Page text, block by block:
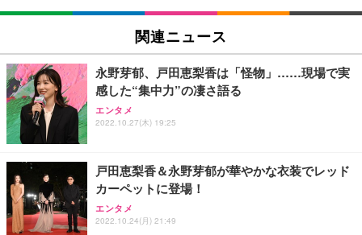
SIHOO B100 オフィスチェア／デスクチェア メッシ
ュチェア 人間工学 疲れない ブラック
￥27,999
Sezlife オフィスチェア デスクチェア 疲れない テレ
ワーク チェア 強化バックレスト 30度ロッキング機
能 人間工学 椅子 腰サポート 90度跳ね上げ式アーム
ョン PCチェア 通気性メッシュ ゲーミング/勉強/事
務用 おしゃれ パソコンチェア (ブラック)
Sezlife オフィスチェア デスクチェア 疲れない テレ
ワーク チェア 強化バックレスト 30度ロッキング機
能 人間工学 椅子 腰サポート 90度跳ね上げ式アーム
EIZO ビジネス向けプレミアムモニター | FlexScan
【純正品】27"ゲーミングモニター DualSense 充電
フック付き（CFI-ZDM1J）
【整備済み品】Dell E2724HS 27インチ 液晶モニタ
ー フルHD（1920×1080）VA 非光沢 HDMI/DisplayP
ort/VGA スピーカー内蔵 高さ調整 スイベル VESA対
Amazonベーシック ペットシーツ 厚型 ワイド 42枚
x2袋(84枚) ホワイト(吸収面:ライトブルー)
￥3,234
ネオ・ルーライフ ネオ・オムツ L 中型犬用 26枚入
り 単品
Smart Basic(スマートベーシック) 【Amazon.co.jp
限定】 Smart Basic アイリスオーヤマ ペットシーツ
超厚型 お徳用 ワイド 100枚入 (x 1) (ケース販売)
関連ニュース
永野芽郁、戸田恵梨香は「怪物」……現場で実
感した“集中力”の凄さ語る
エンタメ
2022.10.27(木) 19:25
戸田恵梨香＆永野芽郁が華やかな衣装でレッド
カーペットに登場！
エンタメ
2022.10.24(月) 21:49